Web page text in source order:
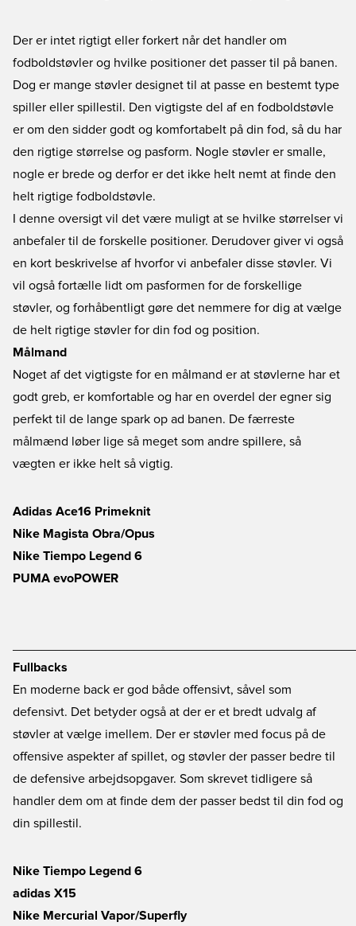
Der er intet rigtigt eller forkert når det handler om
fodboldstøvler og hvilke positioner det passer til på banen.
Dog er mange støvler designet til at passe en bestemt type
spiller eller spillestil. Den vigtigste del af en fodboldstøvle
er om den sidder godt og komfortabelt på din fod, så du har
den rigtige størrelse og pasform. Nogle støvler er smalle,
nogle er brede og derfor er det ikke helt nemt at finde den
helt rigtige fodboldstøvle.
I denne oversigt vil det være muligt at se hvilke størrelser vi
anbefaler til de forskelle positioner. Derudover giver vi også
en kort beskrivelse af hvorfor vi anbefaler disse støvler. Vi
vil også fortælle lidt om pasformen for de forskellige
støvler, og forhåbentligt gøre det nemmere for dig at vælge
de helt rigtige støvler for din fod og position.
Målmand
Noget af det vigtigste for en målmand er at støvlerne har et
godt greb, er komfortable og har en overdel der egner sig
perfekt til de lange spark op ad banen. De færreste
målmænd løber lige så meget som andre spillere, så
vægten er ikke helt så vigtig.
Adidas Ace16 Primeknit
Nike Magista Obra/Opus
Nike Tiempo Legend 6
PUMA evoPOWER
Fullbacks
En moderne back er god både offensivt, såvel som
defensivt. Det betyder også at der er et bredt udvalg af
støvler at vælge imellem. Der er støvler med focus på de
offensive aspekter af spillet, og støvler der passer bedre til
de defensive arbejdsopgaver. Som skrevet tidligere så
handler dem om at finde dem der passer bedst til din fod og
din spillestil.
Nike Tiempo Legend 6
adidas X15
Nike Mercurial Vapor/Superfly